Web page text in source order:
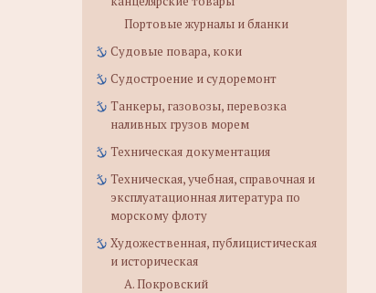
Портовые журналы и бланки
Судовые повара, коки
Судостроение и судоремонт
Танкеры, газовозы, перевозка
наливных грузов морем
Техническая документация
Техническая, учебная, справочная и
эксплуатационная литература по
морскому флоту
Художественная, публицистическая
и историческая
А. Покровский